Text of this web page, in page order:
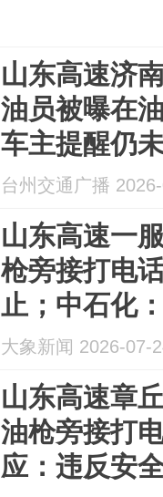
山东高速济
油员被曝在
车主提醒仍
应：违反安
台州交通广播
山东高速一
枪旁接打电
止；中石化
理方称违反
大象新闻 2026-07-
山东高速章
油枪旁接打
应：违反安